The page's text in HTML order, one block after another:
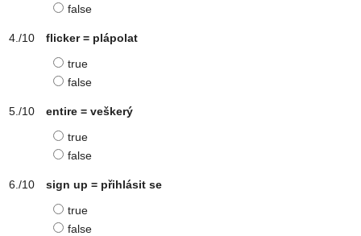
false
flicker = plápolat
true
false
entire = veškerý
true
false
sign up = přihlásit se
true
false